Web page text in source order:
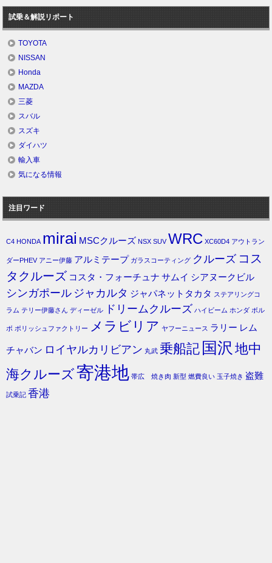
試乗＆解説リポート
TOYOTA
NISSAN
Honda
MAZDA
三菱
スバル
スズキ
ダイハツ
輸入車
気になる情報
注目ワード
C4 HONDA mirai MSCクルーズ NSX SUV WRC XC60D4 アウトラン
ダーPHEV アニー伊藤 アルミテープ ガラスコーティング クルーズ コス
タクルーズ コスタ・フォーチュナ サムイ シアヌークビル
シンガポール ジャカルタ ジャパネットタカタ ステアリングコ
ラム テリー伊藤さん ディーゼル ドリームクルーズ ハイビーム ホンダ ボル
ボ ポリッシュファクトリー メラビリア ヤフーニュース ラリー レム
チャバン ロイヤルカリビアン 丸武 乗船記 国沢 地中
海クルーズ寄港地 帯広 焼き肉 新型 燃費良い 玉子焼き 盗難
試乗記 香港